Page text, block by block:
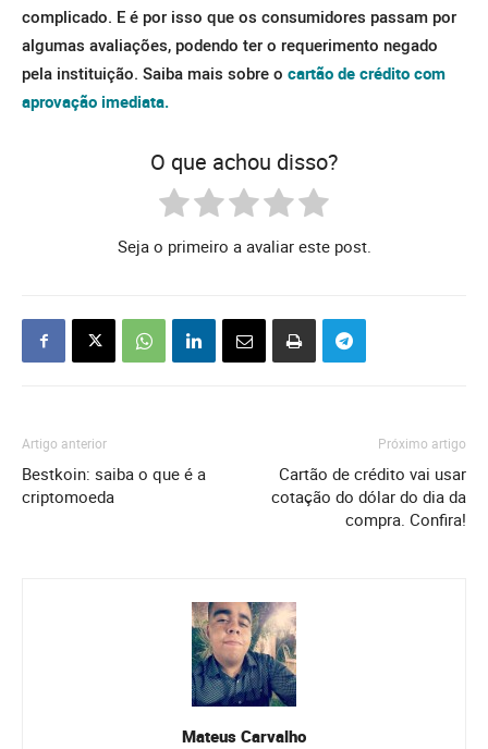
complicado. E é por isso que os consumidores passam por
algumas avaliações, podendo ter o requerimento negado
pela instituição. Saiba mais sobre o cartão de crédito com
aprovação imediata.
O que achou disso?
Seja o primeiro a avaliar este post.
Artigo anterior
Bestkoin: saiba o que é a
criptomoeda
Próximo artigo
Cartão de crédito vai usar
cotação do dólar do dia da
compra. Confira!
Mateus Carvalho